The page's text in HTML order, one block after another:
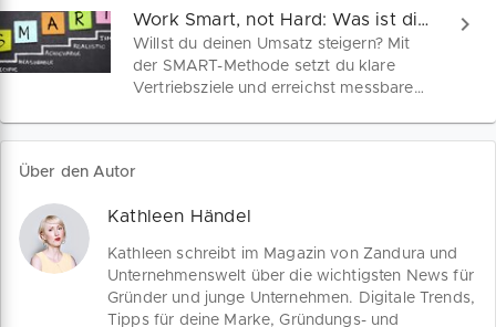
und Wertsteigerungen um bis zu 50
Prozent erzielen. Das sind die
wesentlichen Eigenschaften einer
starken Unternehmensmarke.
Work Smart, not Hard: Was ist die SMART-Methode?
Willst du deinen Umsatz steigern? Mit
der SMART-Methode setzt du klare
Vertriebsziele und erreichst messbare
Über den Autor
Kathleen Händel
Kathleen schreibt im Magazin von Zandura und
Unternehmenswelt über die wichtigsten News für
Gründer und junge Unternehmen. Digitale Trends,
Tipps für deine Marke, Gründungs- und